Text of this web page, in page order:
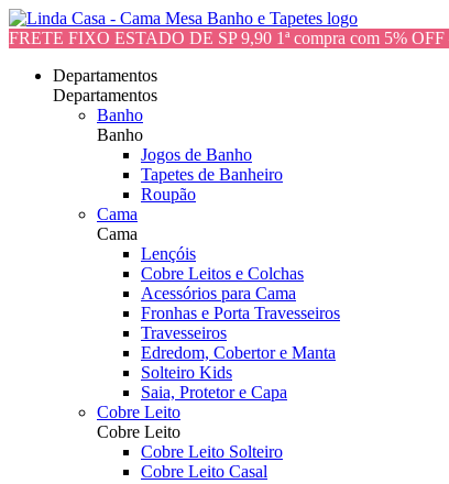
FRETE FIXO ESTADO DE SP 9,90 1ª compra com 5%
Departamentos
Departamentos
Banho
Banho
Jogos de Banho
Tapetes de Banheiro
Roupão
Cama
Cama
Lençóis
Cobre Leitos e Colchas
Acessórios para Cama
Fronhas e Porta Travesseiros
Travesseiros
Edredom, Cobertor e Manta
Solteiro Kids
Saia, Protetor e Capa
Cobre Leito
Cobre Leito
Cobre Leito Solteiro
Cobre Leito Casal